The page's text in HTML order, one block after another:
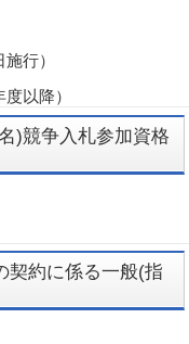
行）
以降）
)競争入札参加資格
契約に係る一般(指